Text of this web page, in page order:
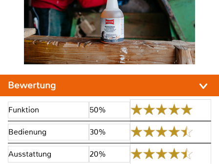
Bewertung
Funktion 50%
Bedienung 30%
Ausstattung 20%